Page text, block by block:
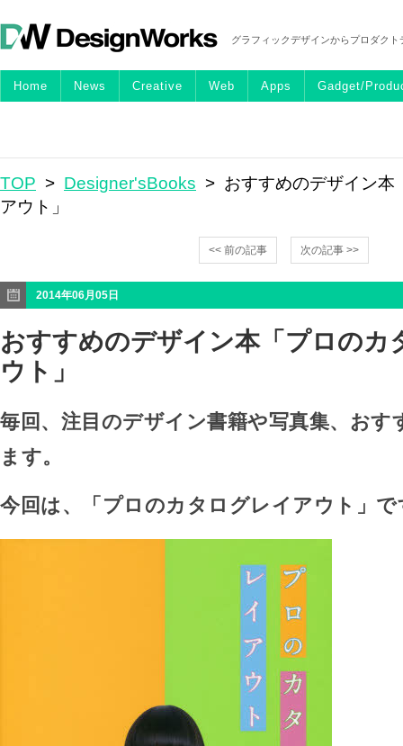
グラフィックデザインからプロダク
Home News Creative Web Apps Gadget/
TOP > Designer'sBooks > おすすめのデザイン本
アウト」
<< 前の記事 次の記事 >>
2014年06月05日
おすすめのデザイン本「プロのカ
ウト」
毎回、注目のデザイン書籍や写真集、おす
ます。
今回は、「プロのカタログレイアウト」で